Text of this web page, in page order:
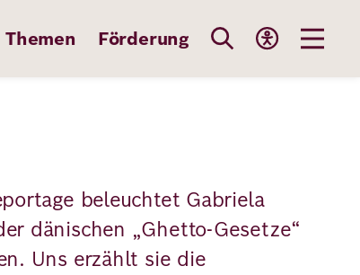
Themen Förderung
beleuchtet Gabriela
dänischen „Ghetto-Gesetze“
Uns erzählt sie die